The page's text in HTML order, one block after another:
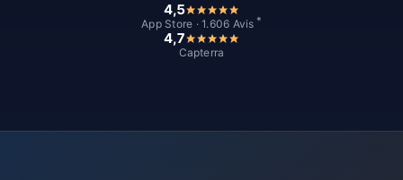
4,5
App Store · 1.606 Avis *
4,7
Capterra